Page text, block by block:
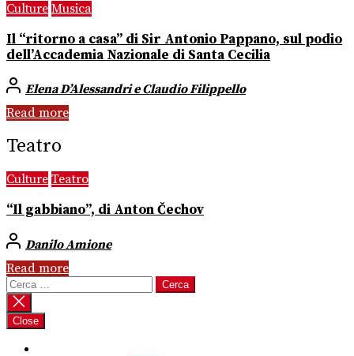
Culture Musica
Il “ritorno a casa” di Sir Antonio Pappano, sul podio
dell’Accademia Nazionale di Santa Cecilia
Elena D’Alessandri e Claudio Filippello
Read more
Teatro
Culture Teatro
“Il gabbiano”, di Anton Čechov
Danilo Amione
Read more
Ricerca
per:
Close